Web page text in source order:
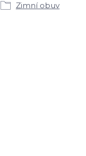
Zimní obuv